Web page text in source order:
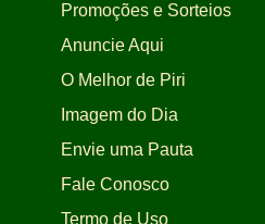
Promoções e Sorteios
Anuncie Aqui
O Melhor de Piri
Imagem do Dia
Envie uma Pauta
Fale Conosco
Termo de Uso